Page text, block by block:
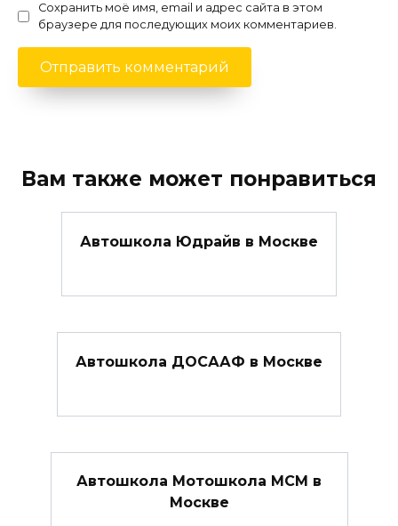
Сохранить моё имя, email и адрес сайта в этом
браузере для последующих моих комментариев.
Вам также может понравиться
Автошкола Юдрайв в Москве
Автошкола ДОСААФ в Москве
Автошкола Мотошкола МСМ в
Москве